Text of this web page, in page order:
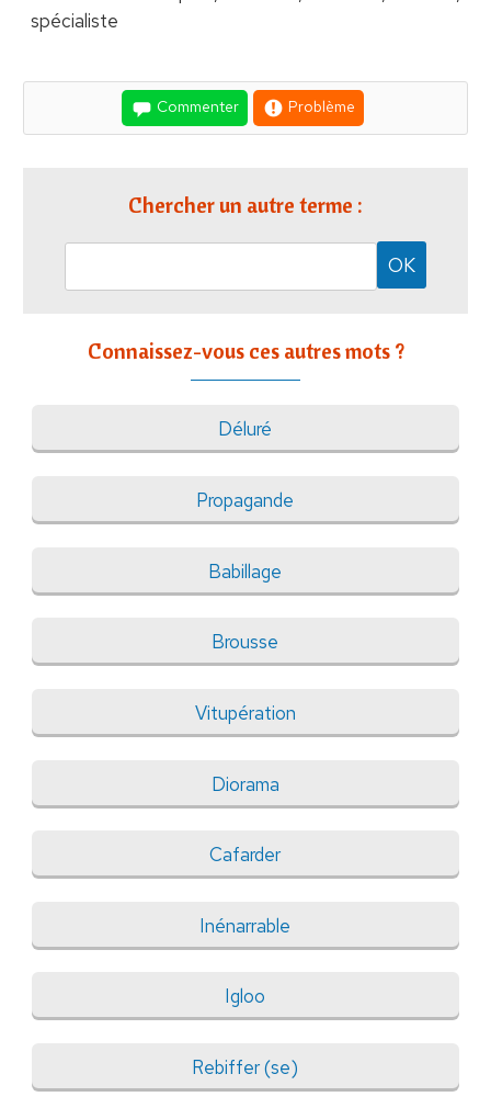
spécialiste
Commenter Problème
Chercher un autre terme :
Connaissez-vous ces autres mots ?
Déluré
Propagande
Babillage
Brousse
Vitupération
Diorama
Cafarder
Inénarrable
Igloo
Rebiffer (se)